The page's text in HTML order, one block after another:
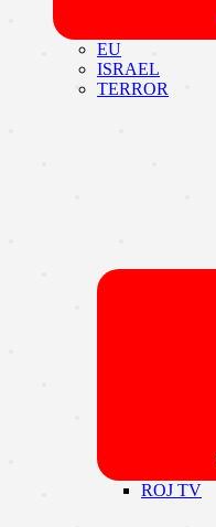
EU
ISRAEL
TERROR
ROJ TV